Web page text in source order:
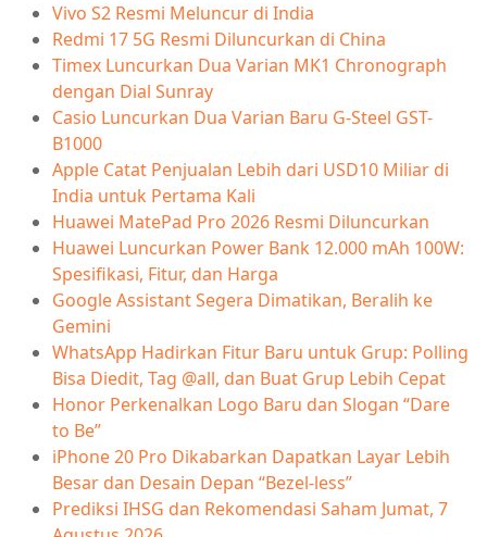
Vivo S2 Resmi Meluncur di India
Redmi 17 5G Resmi Diluncurkan di China
Timex Luncurkan Dua Varian MK1 Chronograph
dengan Dial Sunray
Casio Luncurkan Dua Varian Baru G-Steel GST-
B1000
Apple Catat Penjualan Lebih dari USD10 Miliar di
India untuk Pertama Kali
Huawei MatePad Pro 2026 Resmi Diluncurkan
Huawei Luncurkan Power Bank 12.000 mAh 100W:
Spesifikasi, Fitur, dan Harga
Google Assistant Segera Dimatikan, Beralih ke
Gemini
WhatsApp Hadirkan Fitur Baru untuk Grup: Polling
Bisa Diedit, Tag @all, dan Buat Grup Lebih Cepat
Honor Perkenalkan Logo Baru dan Slogan “Dare
to Be”
iPhone 20 Pro Dikabarkan Dapatkan Layar Lebih
Besar dan Desain Depan “Bezel-less”
Prediksi IHSG dan Rekomendasi Saham Jumat, 7